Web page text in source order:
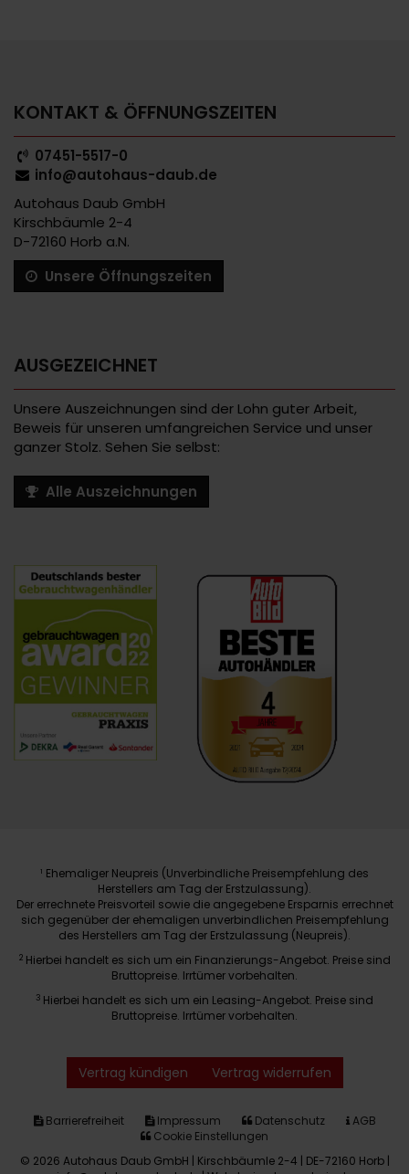
KONTAKT & ÖFFNUNGSZEITEN
07451-5517-0
info@autohaus-daub.de
Autohaus Daub GmbH
Kirschbäumle 2-4
D-72160 Horb a.N.
Unsere Öffnungszeiten
AUSGEZEICHNET
Unsere Auszeichnungen sind der Lohn guter Arbeit,
Beweis für unseren umfangreichen Service und unser
ganzer Stolz. Sehen Sie selbst:
Alle Auszeichnungen
1 Ehemaliger Neupreis (Unverbindliche Preisempfehlung des
Herstellers am Tag der Erstzulassung).
Der errechnete Preisvorteil sowie die angegebene Ersparnis errechnet
sich gegenüber der ehemaligen unverbindlichen Preisempfehlung
des Herstellers am Tag der Erstzulassung (Neupreis).
2 Hierbei handelt es sich um ein Finanzierungs-Angebot. Preise sind
Bruttopreise. Irrtümer vorbehalten.
3 Hierbei handelt es sich um ein Leasing-Angebot. Preise sind
Bruttopreise. Irrtümer vorbehalten.
Vertrag kündigen Vertrag widerrufen
Barrierefreiheit Impressum Datenschutz
AGB
Cookie Einstellungen
© 2026 Autohaus Daub GmbH | Kirschbäumle 2-4 | DE-72160 Horb |